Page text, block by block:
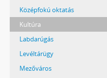
Középfokú oktatás
Kultúra
Labdarúgás
Levéltárügy
Mezőváros